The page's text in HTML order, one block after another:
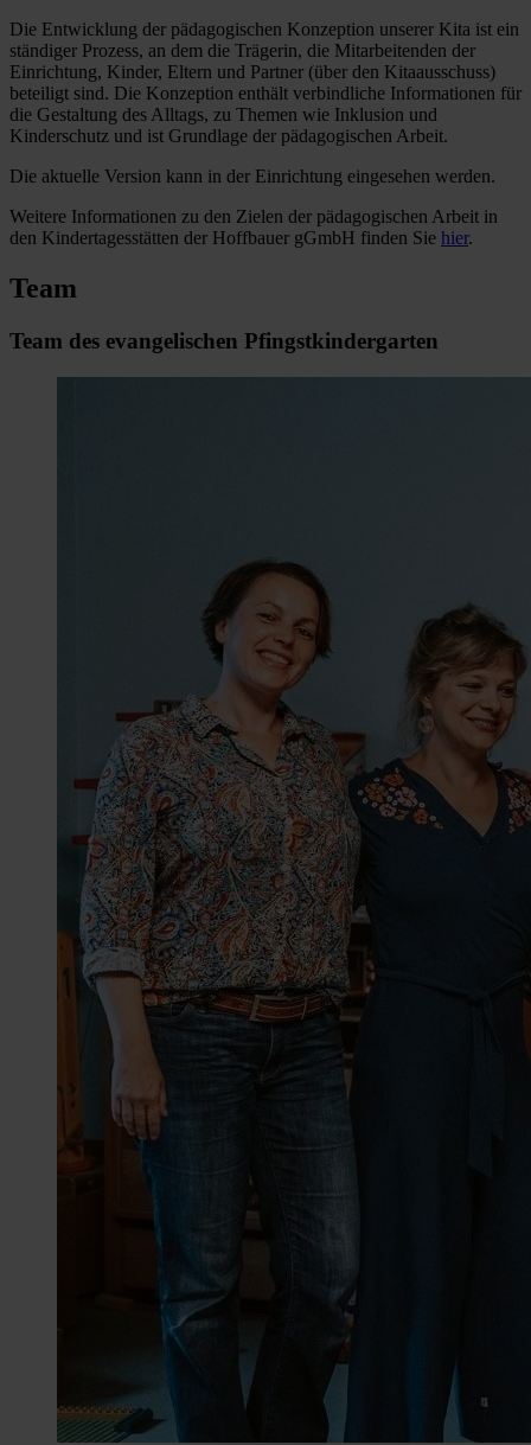
Die Entwicklung der pädagogischen Konzeption unserer Kita ist ein
ständiger Prozess, an dem die Trägerin, die Mitarbeitenden der
Einrichtung, Kinder, Eltern und Partner (über den Kitaausschuss)
beteiligt sind. Die Konzeption enthält verbindliche Informationen für
die Gestaltung des Alltags, zu Themen wie Inklusion und
Kinderschutz und ist Grundlage der pädagogischen Arbeit.
Die aktuelle Version kann in der Einrichtung eingesehen werden.
Weitere Informationen zu den Zielen der pädagogischen Arbeit in
den Kindertagesstätten der Hoffbauer gGmbH finden Sie hier.
Team
Team des evangelischen Pfingstkindergarten